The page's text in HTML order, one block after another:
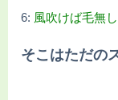
6: 風吹けば毛無し
そこはただの